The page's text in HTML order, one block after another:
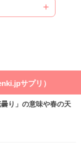
雨が交互 晴れると
見る
サプリ）
り」の意味や春の天